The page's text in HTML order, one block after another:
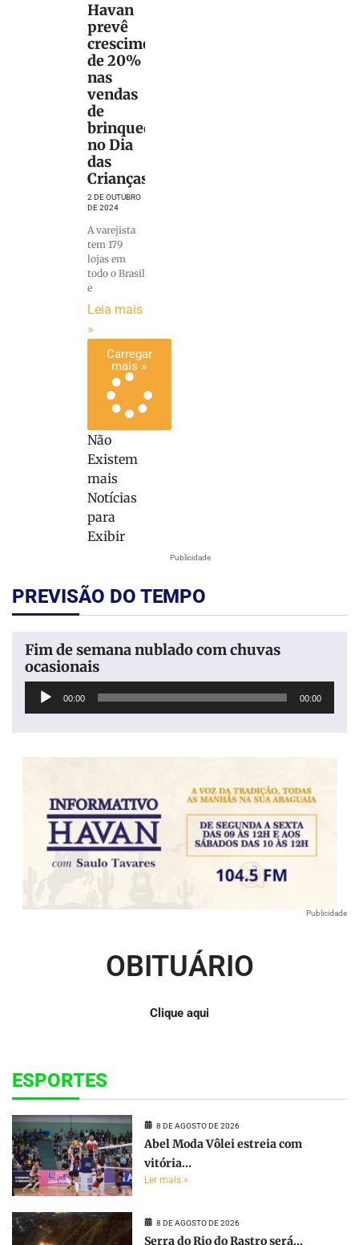
Havan
prevê
crescimento
de 20%
nas
vendas
de
brinquedos
no Dia
das
Crianças
2 DE OUTUBRO
DE 2024
A varejista
tem 179
lojas em
todo o Brasil
e
Leia mais
»
Carregar
mais »
Não
Existem
mais
Notícias
para
Exibir
Publicidade
PREVISÃO DO TEMPO
Fim de semana nublado com chuvas
ocasionais
Tocador
00:00 00:00
Publicidade
OBITUÁRIO
Clique aqui
ESPORTES
8 DE AGOSTO DE 2026
Abel Moda Vôlei estreia com
vitória...
Ler mais »
8 DE AGOSTO DE 2026
Serra do Rio do Rastro será...